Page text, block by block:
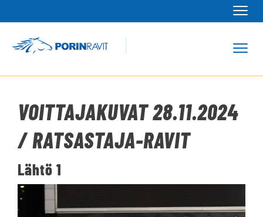
VOITTAJAKUVAT 28.11.2024
/RATSASTAJA-RAVIT
Lähtö 1